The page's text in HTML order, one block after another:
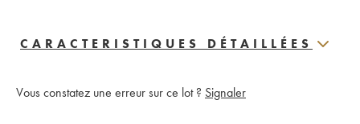
CARACTERISTIQUES DÉTAILLÉES
Vous constatez une erreur sur ce lot ? Signaler